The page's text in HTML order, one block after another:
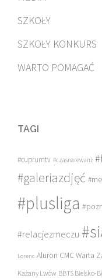
SZKOŁY
SZKOŁY KONKURS
WARTO POMAGAĆ
TAGI
#cuprumtv #czasnarewanż
#galeriazdjęć
#plusliga
#relacjezmeczu
Lorenc Aluron CMC Warta
Każany Lwów BBTS Bielsko-